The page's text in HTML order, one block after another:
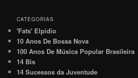
CATEGORIAS
'Fats' Elpidio
10 Anos De Bossa Nova
100 Anos De Música Popular Brasileira
14 Bis
14 Sucessos da Juventude